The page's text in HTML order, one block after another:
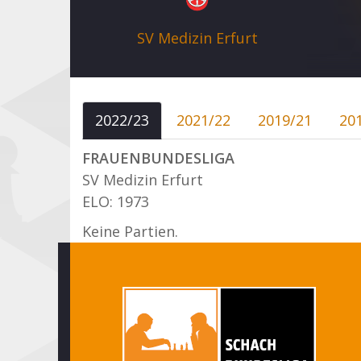
SV Medizin Erfurt
2022/23 2021/22 2019/21
FRAUENBUNDESLIGA
SV Medizin Erfurt
ELO: 1973
Keine Partien.